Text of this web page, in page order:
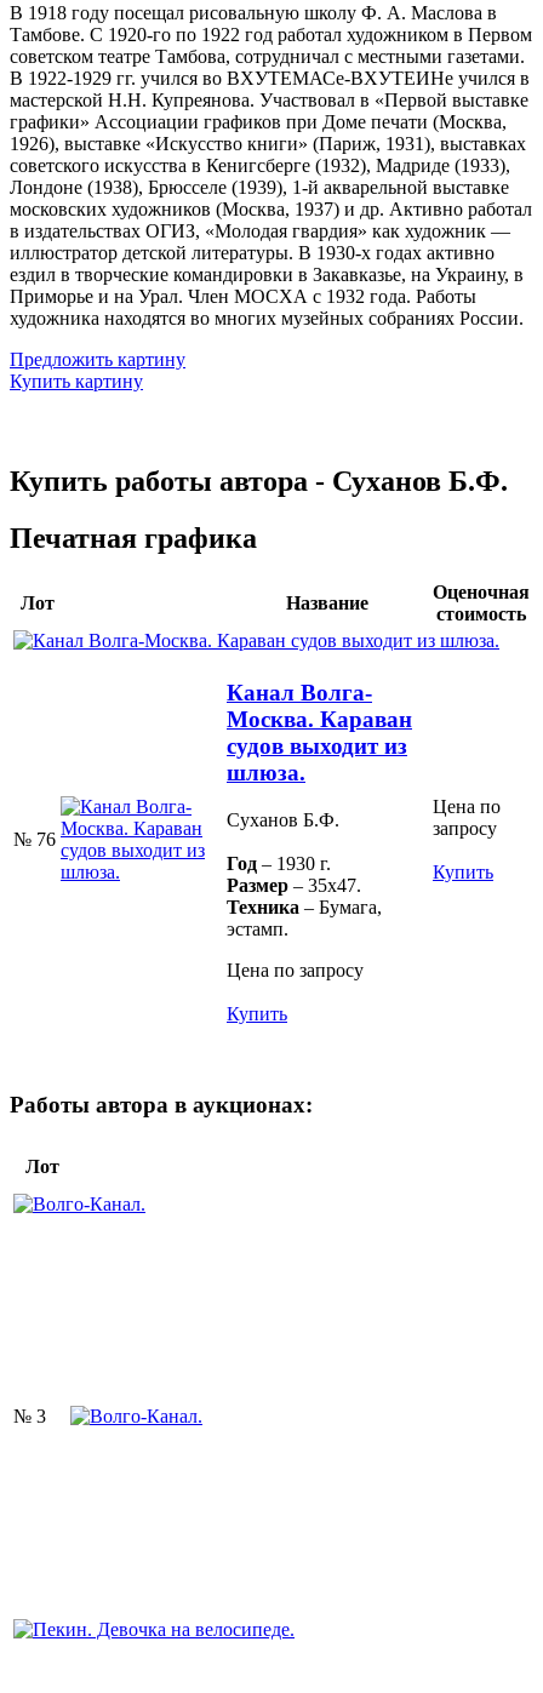
В 1918 году посещал рисовальную школу Ф. А. Маслова в
Тамбове. С 1920-го по 1922 год работал художником в Первом
советском театре Тамбова, сотрудничал с местными газетами.
В 1922-1929 гг. учился во ВХУТЕМАСе-ВХУТЕИНе учился в
мастерской Н.Н. Купреянова. Участвовал в «Первой выставке
графики» Ассоциации графиков при Доме печати (Москва,
1926), выставке «Искусство книги» (Париж, 1931), выставках
советского искусства в Кенигсберге (1932), Мадриде (1933),
Лондоне (1938), Брюсселе (1939), 1-й акварельной выставке
московских художников (Москва, 1937) и др. Активно работал
в издательствах ОГИЗ, «Молодая гвардия» как художник —
иллюстратор детской литературы. В 1930-х годах активно
ездил в творческие командировки в Закавказье, на Украину, в
Приморье и на Урал. Член МОСХА с 1932 года. Работы
художника находятся во многих музейных собраниях России.
Предложить картину
Купить картину
Купить работы автора - Суханов Б.Ф.
Печатная графика
Лот Название
Оценочная
стоимость
№ 76
Канал Волга-
Москва. Караван
судов выходит из
шлюза.
Суханов Б.Ф.
Год – 1930 г.
Размер – 35х47.
Техника – Бумага,
эстамп.
Цена по запросу
Купить
Цена по
запросу
Купить
Работы автора в аукционах:
Лот
№ 3